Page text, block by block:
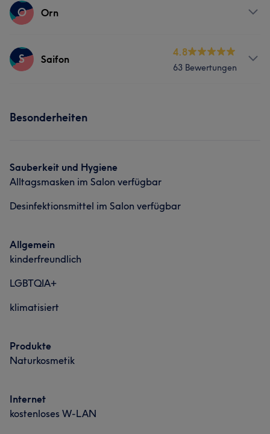
Services
O Orn
Services
S Saifon
4.8
63 Bewertungen
Was unsere Kunden über Saifon sagen
Fürsorglich
Besonderheiten
Sauberkeit und Hygiene
Alltagsmasken im Salon verfügbar
Desinfektionsmittel im Salon verfügbar
Allgemein
kinderfreundlich
LGBTQIA+
klimatisiert
Produkte
Naturkosmetik
Internet
kostenloses W-LAN